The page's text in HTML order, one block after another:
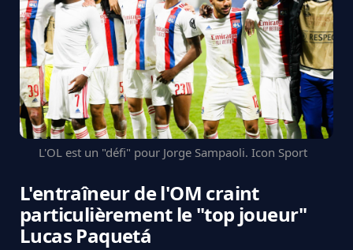
L'OL est un "défi" pour Jorge Sampaoli. Icon Sport
L'entraîneur de l'OM craint
particulièrement le "top joueur"
Lucas Paquetá